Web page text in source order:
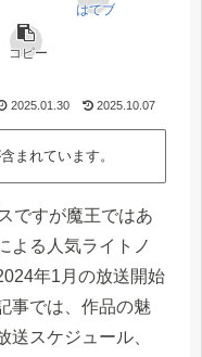
はてブ
コピー
2025.01.30 2025.10.07
まれています。
ですが魔王ではあ
よる人気ライトノ
年1月の放送開始
事では、作品の魅
送スケジュール、